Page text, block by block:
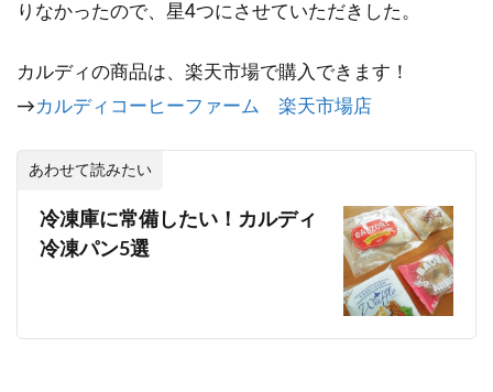
りなかったので、星4つにさせていただきした。
カルディの商品は、楽天市場で購入できます！
→カルディコーヒーファーム 楽天市場店
あわせて読みたい
冷凍庫に常備したい！カルディ
冷凍パン5選